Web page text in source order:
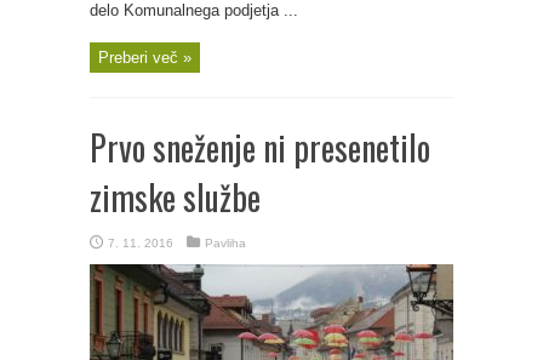
delo Komunalnega podjetja ...
Preberi več »
Prvo sneženje ni presenetilo
zimske službe
7. 11. 2016 Pavliha